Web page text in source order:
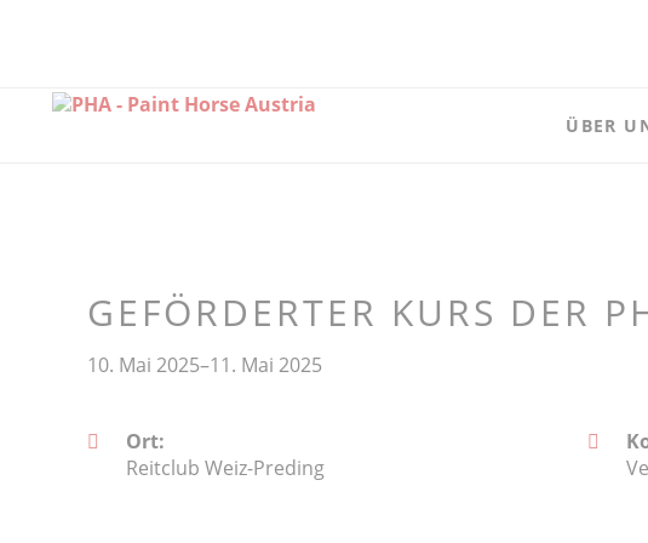
ÜBER
GEFÖRDERTER KURS DER
10. Mai 2025–11. Mai 2025
Ort:
Reitclub Weiz-Preding